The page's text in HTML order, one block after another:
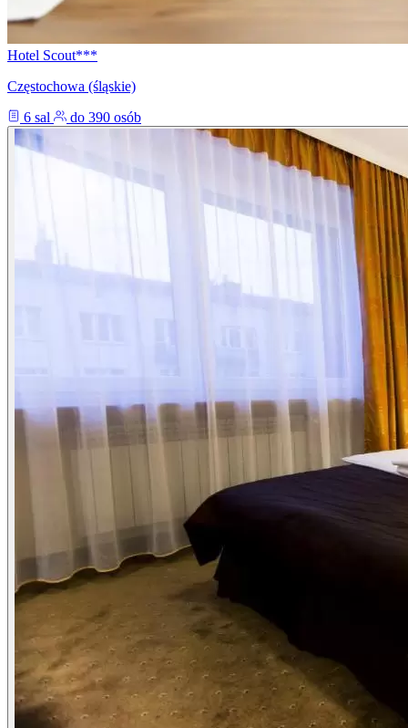
Hotel Scout***
Częstochowa (śląskie)
6 sal
do 390 osób